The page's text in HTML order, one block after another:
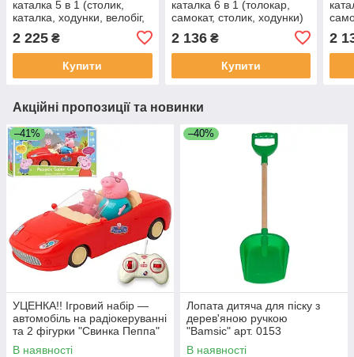
каталка 5 в 1 (столик,
каталка, ходунки, велобіг,
РОЗОВНІ арт. 999 M
2 225 ₴
Купити
каталка 6 в 1 (толокар,
самокат, столик, ходунки)
2 136₴
Купити
2
Акційні пропозиції та новинки
–41%
УЦЕНКА!! Ігровий набір —
автомобіль на радіокеруванні
та 2 фігурки "Свинка Пеппа"
(Peppa Pig) арт. 000-1
В наявності
–40%
Лопата дитяча для піску з
дерев'яною ручкою
"Bamsic" арт. 0153
В наявності